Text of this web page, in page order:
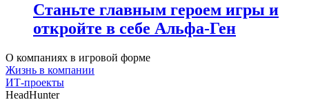
Станьте главным героем игры и
откройте в себе Альфа-Ген
О компаниях в игровой форме
Жизнь в компании
ИТ-проекты
HeadHunter